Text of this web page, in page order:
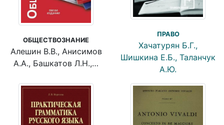
ОБЩЕСТВОЗНАНИЕ
Алешин В.В., Анисимов
А.А., Башкатов Л.Н.,…
ПРАВО
Хачатурян Б.Г.,
Шишкина Е.Б., Таланчук
А.Ю.